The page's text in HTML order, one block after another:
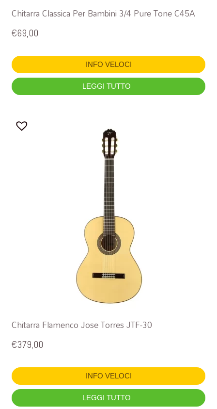
Chitarra Classica Per Bambini 3/4 Pure Tone C45A
€69,00
INFO VELOCI
LEGGI TUTTO
Chitarra Flamenco Jose Torres JTF-30
€379,00
INFO VELOCI
LEGGI TUTTO